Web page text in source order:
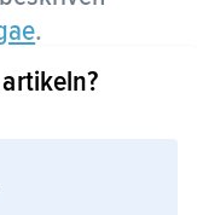
.
av
att på en